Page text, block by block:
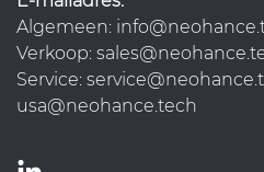
Algemeen:
Verkoop:
Service:
usa@neohance.tech